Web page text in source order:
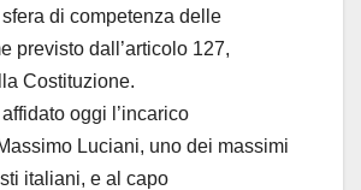
di competenza delle
previsto dall’articolo 127,
Costituzione.
oggi l’incarico
Luciani, uno dei massimi
italiani, e al capo